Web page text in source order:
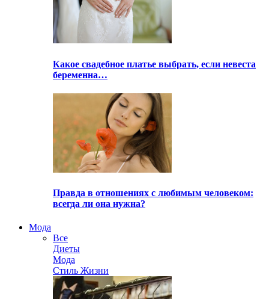
Какое свадебное платье выбрать, если невеста
беременна…
Правда в отношениях с любимым человеком:
всегда ли она нужна?
Мода
Все
Диеты
Мода
Стиль Жизни